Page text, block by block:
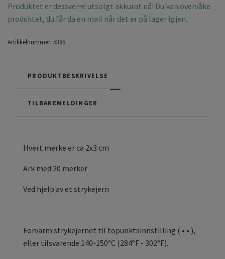
Produktet er dessverre utsolgt akkurat nå! Du kan overvåke
produktet, du får da en mail når det er på lager igjen.
Artikkelnummer: 5385
PRODUKTBESKRIVELSE
TILBAKEMELDINGER
Hvert merke er ca 2x3 cm
Ark med 20 merker
Ved hjelp av et strykejern
Forvarm strykejernet til topunktsinnstilling ( • • ),
eller tilsvarende 140-150°C (284°F - 302°F).